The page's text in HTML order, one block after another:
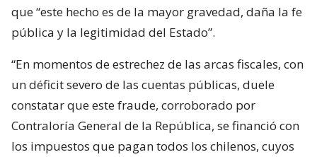
que “este hecho es de la mayor gravedad, daña la fe
pública y la legitimidad del Estado”.
“En momentos de estrechez de las arcas fiscales, con
un déficit severo de las cuentas públicas, duele
constatar que este fraude, corroborado por
Contraloría General de la República, se financió con
los impuestos que pagan todos los chilenos, cuyos